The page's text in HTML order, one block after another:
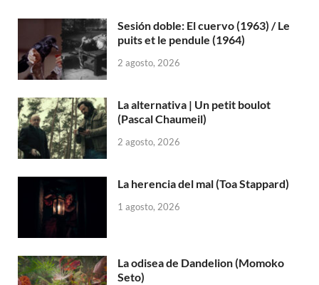
Sesión doble: El cuervo (1963) / Le
puits et le pendule (1964)
2 agosto, 2026
La alternativa | Un petit boulot
(Pascal Chaumeil)
2 agosto, 2026
La herencia del mal (Toa Stappard)
1 agosto, 2026
La odisea de Dandelion (Momoko
Seto)